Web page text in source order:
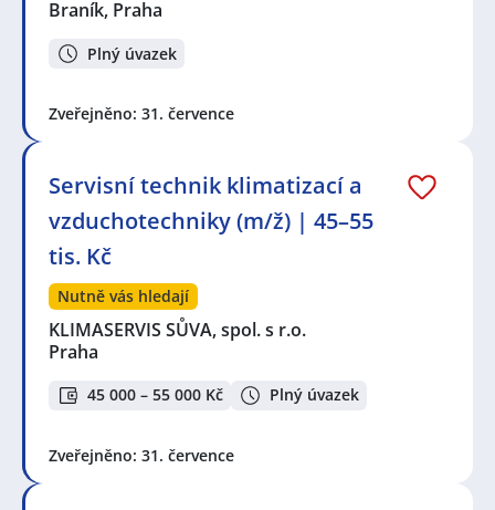
Braník, Praha
Plný úvazek
Zveřejněno: 31. července
Servisní technik klimatizací a
vzduchotechniky (m/ž) | 45–55
tis. Kč
Nutně vás hledají
KLIMASERVIS SŮVA, spol. s r.o.
Praha
45 000 – 55 000 Kč Plný úvazek
Zveřejněno: 31. července